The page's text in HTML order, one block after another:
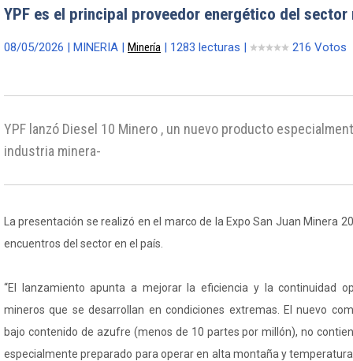
YPF es el principal proveedor energético del
08/05/2026 | MINERIA | Minería | 1283 lecturas | 216 Votos
YPF lanzó Diesel 10 Minero , un nuevo producto
industria minera-
La presentación se realizó en el marco de la Expo San Juan Minera
encuentros del sector en el país.
“El lanzamiento apunta a mejorar la eficiencia y la continuidad
mineros que se desarrollan en condiciones extremas. El nuevo
bajo contenido de azufre (menos de 10 partes por millón), no
especialmente preparado para operar en alta montaña y